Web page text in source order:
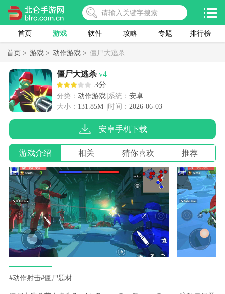
首页 游戏 软件 攻略 专题 排行榜
首页 > 游戏 > 动作游戏 > 僵尸大逃杀
僵尸大逃杀 v4
3分
分类： 动作游戏 系统： 安卓
大小： 131.85M 时间： 2026-06-03
安卓手机下载
游戏介绍 相关 猜你喜欢 推荐
#动作射击#僵尸题材